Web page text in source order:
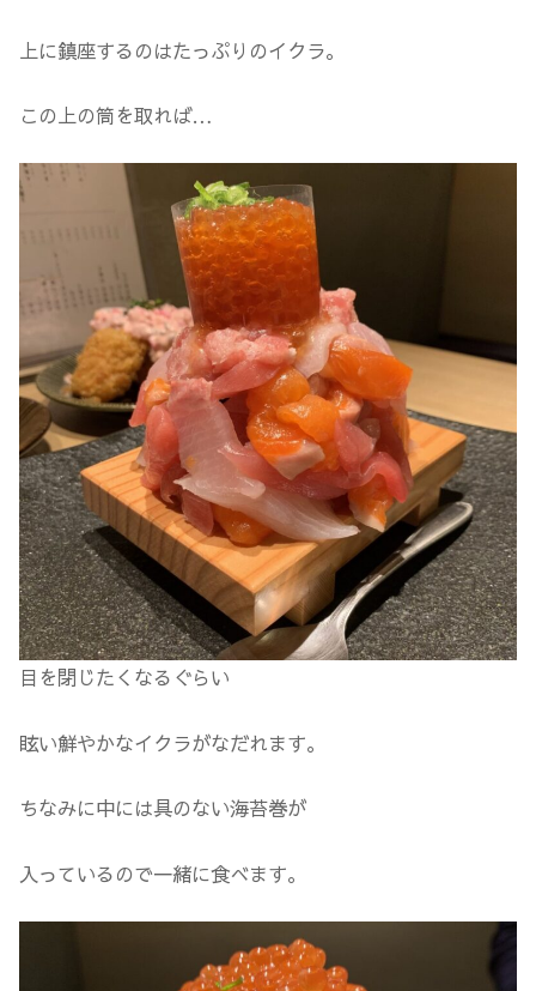
上に鎮座するのはたっぷりのイクラ。
この上の筒を取れば…
目を閉じたくなるぐらい
眩い鮮やかなイクラがなだれます。
ちなみに中には具のない海苔巻が
入っているので一緒に食べます。